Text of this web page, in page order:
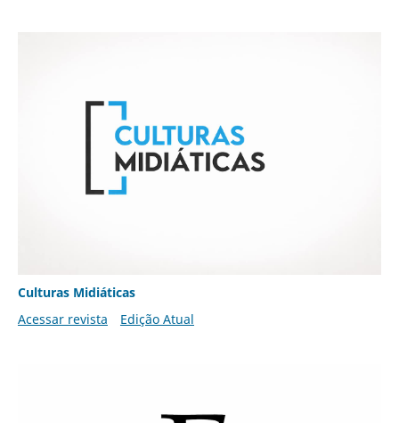
Culturas Midiáticas
Acessar revista
Edição Atual